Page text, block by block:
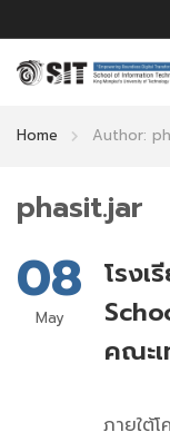
Home Author:
phasit.jar
08
May
โรงเ
คณะ
ภายใต้โครงก